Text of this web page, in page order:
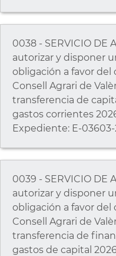
0038 - SERVICIO DE
autorizar y disponer
obligación a favor
Consell Agrari de
transferencia de
gastos corrientes
Expediente: E-
0039 - SERVICIO DE
autorizar y disponer
obligación a favor
Consell Agrari de
transferencia de
gastos de capital